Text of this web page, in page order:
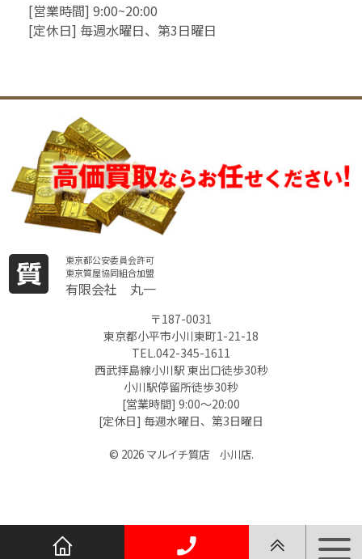
[営業時間] 9:00~20:00
[定休日] 毎週水曜日、第3日曜日
東京都公安委員会許可
東京質屋協同組合加盟
有限会社 丸一
〒187-0031
東京都小平市小川東町1-21-18
TEL.042-345-1611
西武拝島線小川駅 東出口徒歩30秒
小川駅停留所徒歩30秒
[営業時間] 9:00～20:00
[定休日] 毎週水曜日、第3日曜日
© 2026 マルイチ質店 小川店.